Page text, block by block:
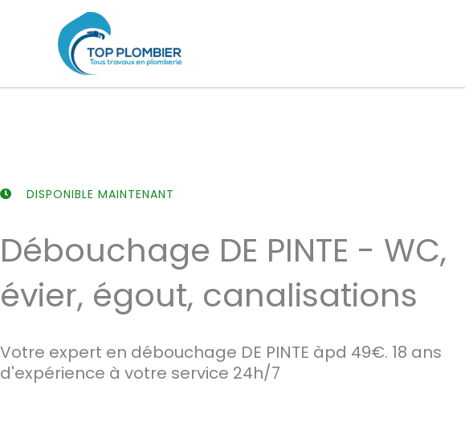
DISPONIBLE MAINTENANT
Débouchage DE PINTE - WC,
évier, égout, canalisations
Votre expert en débouchage DE PINTE àpd 49€. 18 ans
d'expérience à votre service 24h/7